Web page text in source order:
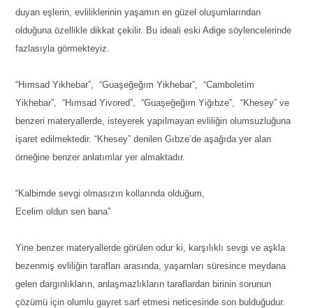
duyan eşlerin, evliliklerinin yaşamın en güzel oluşumlarından
olduğuna özellikle dikkat çekilir. Bu ideali eski Adige söylencelerinde
fazlasıyla görmekteyiz.
“Hımsad Yikhebar”, “Guaşeğeğım Yikhebar”, “Camboletim
Yikhebar”, “Hımsad Yivored”, “Guaşeğeğım Yiğıbze”, “Khesey” ve
benzeri materyallerde, isteyerek yapılmayan evliliğin olumsuzluğuna
işaret edilmektedir. “Khesey” denilen Gıbze’de aşağıda yer alan
örneğine benzer anlatımlar yer almaktadır.
“Kalbimde sevgi olmasızın kollarında olduğum,
Ecelim oldun sen bana”
Yine benzer materyallerde görülen odur ki, karşılıklı sevgi ve aşkla
bezenmiş evliliğin tarafları arasında, yaşamları süresince meydana
gelen dargınlıkların, anlaşmazlıkların taraflardan birinin sorunun
çözümü için olumlu gayret sarf etmesi neticesinde son bulduğudur.